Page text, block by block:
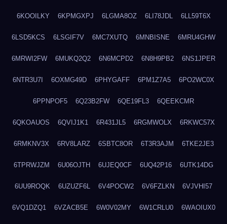
6KOOILKY 6KPMGXPJ 6LGMA8OZ 6LI78JDL 6LL59T6X
6LSD5KCS 6LSGIF7V 6MC7XUTQ 6MNBISNE 6MRU4GHW
6MRWI2FW 6MUKQ2Q2 6N6MCPD2 6N8H9PB2 6NS1JPER
6NTR3U7I 6OXMG49D 6PHYGAFF 6PM1Z7A5 6PO2WC0X
6PPNPOF5 6Q23B2FW 6QE19FL3 6QEEKCMR
6QKOAUOS 6QVIJ1K1 6R431JL5 6RGMWOLX 6RKWC57X
6RMKNV3X 6RV8LARZ 6SBTC8OR 6T3R3AJM 6TKE2JE3
6TPRWJZM 6U06OJTH 6UJEQ0CF 6UQ42P16 6UTK14DG
6UU9ROQK 6UZUZF6L 6V4POCW2 6V6FZLKN 6VJVHI57
6VQ1DZQ1 6VZACB5E 6W0V02MY 6W1CRLU0 6WAOIUX0